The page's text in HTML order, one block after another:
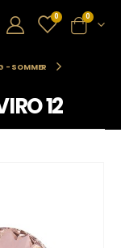
0 0
- SOMMER
12